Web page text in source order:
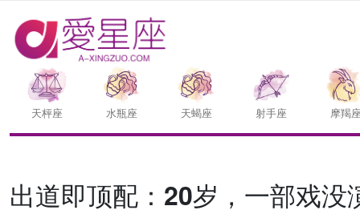
天枰座 水瓶座 天蝎座 射手座 摩羯
出道即顶配：20岁，一部戏